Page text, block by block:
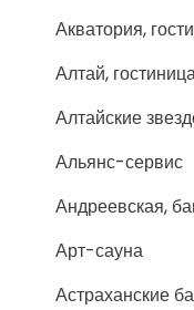
Акватория,
Алтай,
Алтайские
Альянс-сервис
Андреевская,
Арт-сауна
Астраханские